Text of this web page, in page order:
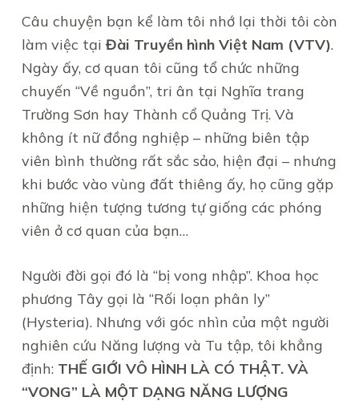
Câu chuyện bạn kể làm tôi nhớ lại thời tôi còn
làm việc tại Đài Truyền hình Việt Nam (VTV).
Ngày ấy, cơ quan tôi cũng tổ chức những
chuyến “Về nguồn”, tri ân tại Nghĩa trang
Trường Sơn hay Thành cổ Quảng Trị. Và
không ít nữ đồng nghiệp – những biên tập
viên bình thường rất sắc sảo, hiện đại – nhưng
khi bước vào vùng đất thiêng ấy, họ cũng gặp
những hiện tượng tương tự giống các phóng
viên ở cơ quan của bạn…
Người đời gọi đó là “bị vong nhập”. Khoa học
phương Tây gọi là “Rối loạn phân ly”
(Hysteria). Nhưng với góc nhìn của một người
nghiên cứu Năng lượng và Tu tập, tôi khẳng
định: THẾ GIỚI VÔ HÌNH LÀ CÓ THẬT. VÀ
“VONG” LÀ MỘT DẠNG NĂNG LƯỢNG